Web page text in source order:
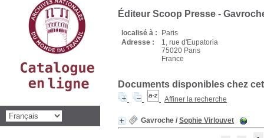
Éditeur Scoop Presse -
localisé à :
Paris
Adresse :
1, rue d'Eupatoria
75020 Paris
France
Documents disponibles chez
Affiner la recherche
Gavroche / Sophie Virlouvet